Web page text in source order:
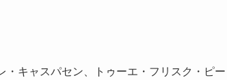
キャスパセン、トゥーエ・フリスク・ピー